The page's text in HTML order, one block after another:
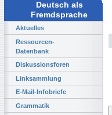
Deutsch als
Fremdsprache
Aktuelles
Ressourcen-
Datenbank
Diskussionsforen
Linksammlung
E-Mail-Infobriefe
Grammatik